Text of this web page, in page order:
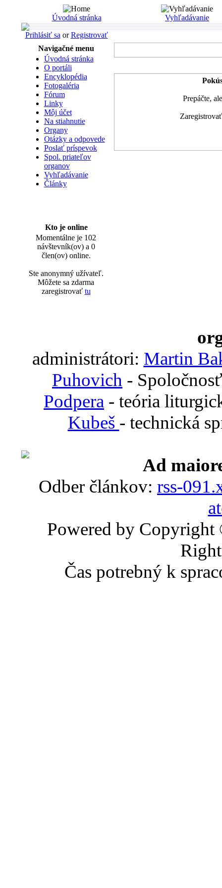
Úvodná stránka Vyhľadávanie
Prihlásiť sa orRegistrovať
Navigačné menu
Úvodná stránka
O portáli
Encyklopédia
Fotogaléria
Fórum
Linky
Môj účet
Na stiahnutie
Organy
Otázky a odpovede
Poslať príspevok
Spol. priateľov
organov
Vyhľadávanie
Články
Kto je online
Momentálne je 102
návštevník(ov) a 0
člen(ov) online.
Ste anonymný užívateľ.
Môžete sa zdarma
zaregistrovať tu
Prepáčte,
administrátori: Martin
Puhovich -
Podpera - teória
Kubeš - technická
Ad
Odber článkov: rss-
Powered by
Čas potrebný k